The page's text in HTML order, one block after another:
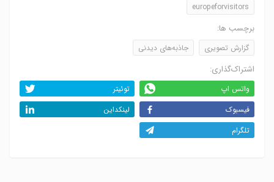
europeforvisitors
برچسب ها:
گزارش تصویری جاذبه‌های دیدنی
اشتراک‌گذاری:
واتس اپ
توئیتر
فیسبوک
لینکداین
تلگرام